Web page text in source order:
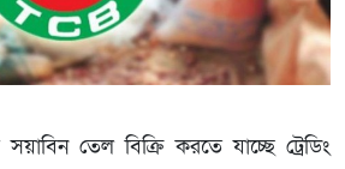
তেল বিক্রি করতে যাচ্ছে ট্রেডিং